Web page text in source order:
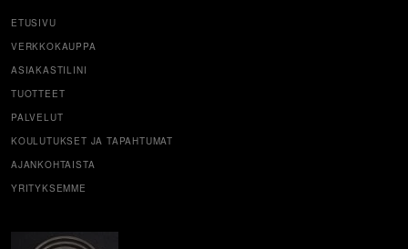
ETUSIVU
VERKKOKAUPPA
ASIAKASTILINI
TUOTTEET
PALVELUT
KOULUTUKSET JA TAPAHTUMAT
AJANKOHTAISTA
YRITYKSEMME